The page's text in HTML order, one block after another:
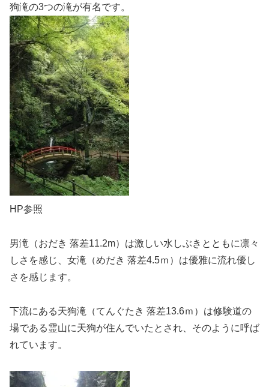
狗滝の3つの滝が有名です。
HP参照
男滝（おだき 落差11.2m）は激しい水しぶきとともに凛々
しさを感じ、女滝（めだき 落差4.5ｍ）は優雅に流れ優し
さを感じます。
下流にある天狗滝（てんぐたき 落差13.6ｍ）は修験道の
場である霊山に天狗が住んでいたとされ、そのように呼ば
れています。